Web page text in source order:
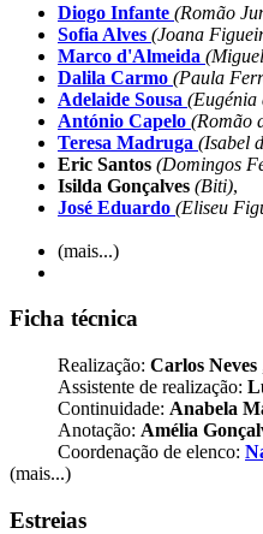
Diogo Infante (Romão
Sofia Alves (Joana
Marco d'Almeida
Dalila Carmo (Paula
Adelaide Sousa (Eugénia
António Capelo (Romão
Teresa Madruga (Isabel
Eric Santos (Domingos
Isilda Gonçalves (Biti),
José Eduardo (Eliseu
(mais...)
Ficha técnica
Realização: Carlos Neves
Assistente de realização:
Continuidade: Anabela
Anotação: Amélia
Coordenação de elenco:
(mais...)
Estreias